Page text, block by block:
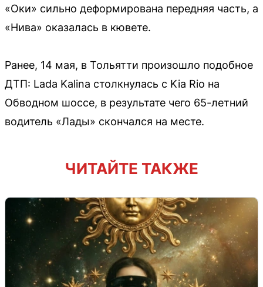
«Оки» сильно деформирована передняя часть, а
«Нива» оказалась в кювете.
Ранее, 14 мая, в Тольятти произошло подобное
ДТП: Lada Kalina столкнулась с Kia Rio на
Обводном шоссе, в результате чего 65-летний
водитель «Лады» скончался на месте.
ЧИТАЙТЕ ТАКЖЕ